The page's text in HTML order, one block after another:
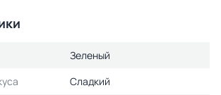
Зеленый
Сладкий